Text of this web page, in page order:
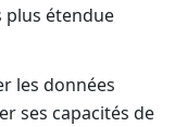
plus étendue
les données
ses capacités de